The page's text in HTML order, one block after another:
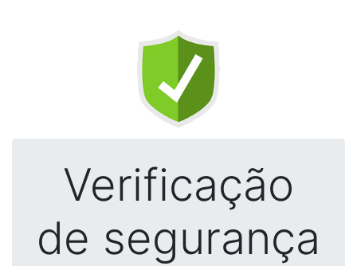
Verificação
de segurança